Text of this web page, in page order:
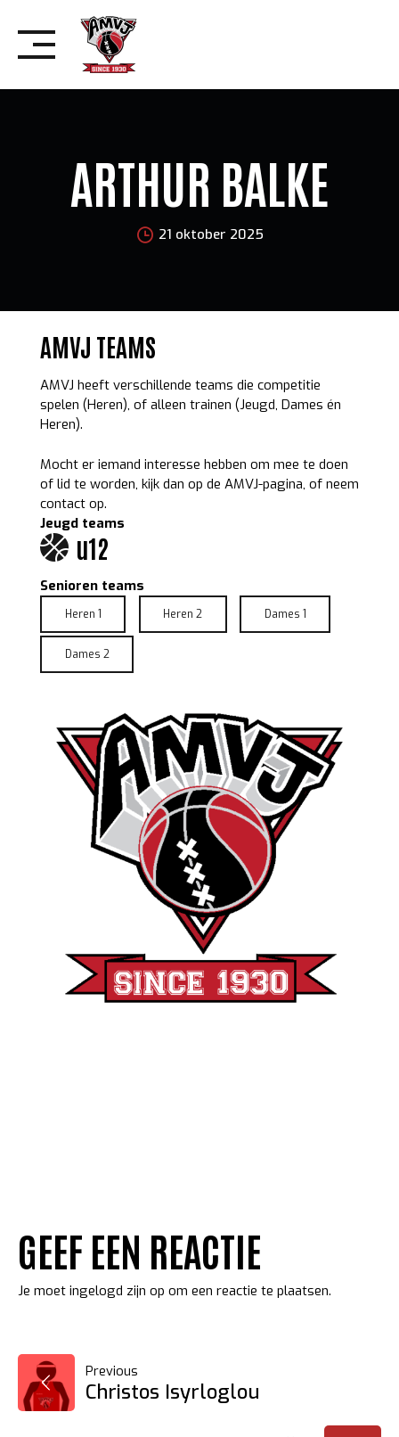
ARTHUR BALKE
21 oktober 2025
AMVJ TEAMS
AMVJ heeft verschillende teams die competitie
spelen (Heren), of alleen trainen (Jeugd, Dames én
Heren).
Mocht er iemand interesse hebben om mee te doen
of lid te worden, kijk dan op de AMVJ-pagina, of neem
contact op.
Jeugd teams
u12
Senioren teams
Heren 1 Heren 2 Dames 1
Dames 2
GEEF EEN REACTIE
Je moet ingelogd zijn op om een reactie te plaatsen.
BERICHT
Previous
Christos Isyrloglou